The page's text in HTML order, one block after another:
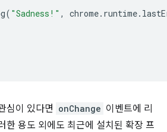
( "Sadness!" , chrome. runtime.
심이 있다면 onChange 이벤트에 리
한 용도 외에도 최근에 설치된 확장 프